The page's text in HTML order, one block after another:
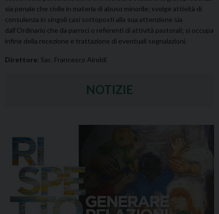
sia penale che civile in materia di abuso minorile; svolge attività di
consulenza in singoli casi sottoposti alla sua attenzione sia
dall’Ordinario che da parroci o referenti di attività pastorali; si occupa
infine della recezione e trattazione di eventuali segnalazioni.
Direttore: Sac. Francesco Airoldi
NOTIZIE